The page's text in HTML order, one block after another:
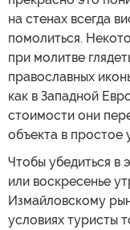
на стенах всегда
помолиться.
при молитве
православных
как в Западной
стоимости они
объекта в простое
Чтобы убедиться в
или воскресенье
Измайловскому
условиях туристы